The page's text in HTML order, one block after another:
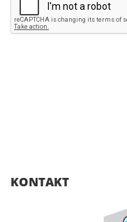
KONTAKT